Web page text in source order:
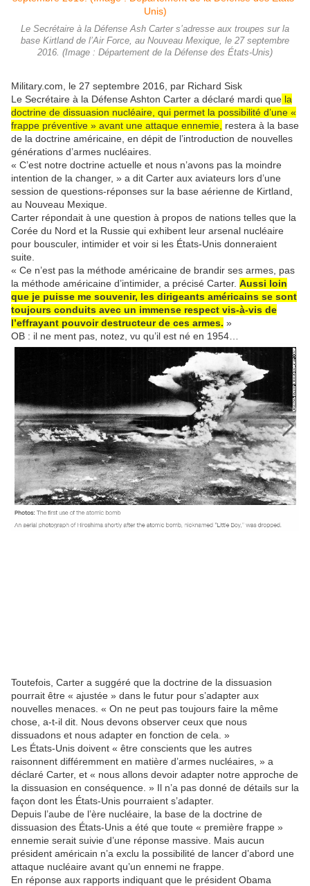
Le Secrétaire à la Défense Ash Carter s’adresse aux troupes sur la
base Kirtland de l’Air Force, au Nouveau Mexique, le 27 septembre
2016. (Image : Département de la Défense des États-Unis)
Military.com, le 27 septembre 2016, par Richard Sisk
Le Secrétaire à la Défense Ashton Carter a déclaré mardi que la
doctrine de dissuasion nucléaire, qui permet la possibilité d’une «
frappe préventive » avant une attaque ennemie, restera à la base
de la doctrine américaine, en dépit de l’introduction de nouvelles
générations d’armes nucléaires.
« C’est notre doctrine actuelle et nous n’avons pas la moindre
intention de la changer, » a dit Carter aux aviateurs lors d’une
session de questions-réponses sur la base aérienne de Kirtland,
au Nouveau Mexique.
Carter répondait à une question à propos de nations telles que la
Corée du Nord et la Russie qui exhibent leur arsenal nucléaire
pour bousculer, intimider et voir si les États-Unis donneraient
suite.
« Ce n’est pas la méthode américaine de brandir ses armes, pas
la méthode américaine d’intimider, a précisé Carter. Aussi loin
que je puisse me souvenir, les dirigeants américains se sont
toujours conduits avec un immense respect vis-à-vis de
l’effrayant pouvoir destructeur de ces armes. »
OB : il ne ment pas, notez, vu qu’il est né en 1954…
Toutefois, Carter a suggéré que la doctrine de la dissuasion
pourrait être « ajustée » dans le futur pour s’adapter aux
nouvelles menaces. « On ne peut pas toujours faire la même
chose, a-t-il dit. Nous devons observer ceux que nous
dissuadons et nous adapter en fonction de cela. »
Les États-Unis doivent « être conscients que les autres
raisonnent différemment en matière d’armes nucléaires, » a
déclaré Carter, et « nous allons devoir adapter notre approche de
la dissuasion en conséquence. » Il n’a pas donné de détails sur la
façon dont les États-Unis pourraient s’adapter.
Depuis l’aube de l’ère nucléaire, la base de la doctrine de
dissuasion des États-Unis a été que toute « première frappe »
ennemie serait suivie d’une réponse massive. Mais aucun
président américain n’a exclu la possibilité de lancer d’abord une
attaque nucléaire avant qu’un ennemi ne frappe.
En réponse aux rapports indiquant que le président Obama